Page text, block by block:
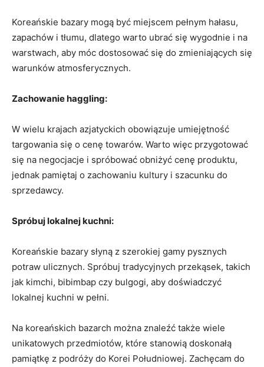
Koreańskie bazary mogą⁣ być miejscem ‍pełnym⁣ hałasu,
zapachów i tłumu, dlatego warto ubrać⁤ się wygodnie i⁣ na
warstwach, aby ⁣móc dostosować⁤ się‍ do zmieniających się
‌warunków atmosferycznych.
Zachowanie haggling:
W wielu krajach azjatyckich ⁣obowiązuje ‌umiejętność
targowania się ‌o cenę towarów.⁣ Warto więc przygotować
się ​na negocjacje i spróbować obniżyć cenę produktu,
jednak​ pamiętaj o zachowaniu⁢ kultury‍ i‍ szacunku ⁢do
⁢sprzedawcy.
Spróbuj lokalnej ‌kuchni:
Koreańskie bazary ⁢słyną z szerokiej gamy pysznych
⁢potraw ulicznych.⁣ Spróbuj tradycyjnych przekąsek, takich
jak kimchi,⁢ bibimbap czy‌ bulgogi, aby doświadczyć
lokalnej​ kuchni w⁢ pełni.
Na koreańskich⁢ bazarch można⁤ znaleźć‍ także wiele
unikatowych ‍przedmiotów, które stanowią doskonałą
pamiątkę z podróży do Korei‌ Południowej. Zachęcam do​